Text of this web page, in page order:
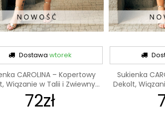
Dostawa wtorek
CAROLINA – Kopertowy
Wiązanie w Talii i Zwiewny...
72zł
Sukienka
Dekolt,